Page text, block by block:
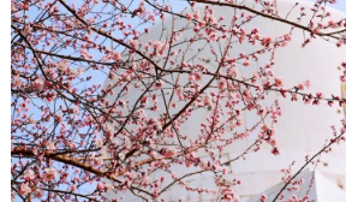
绿色北京 图说北京
多语种
ENGLISH 한국어